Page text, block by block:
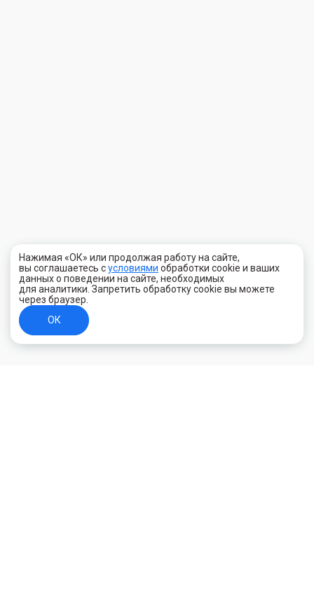
Нажимая «ОК» или продолжая работу на сайте,
вы соглашаетесь сусловиями обработки cookie и ваших
данных о поведении на сайте, необходимых
для аналитики. Запретить обработку cookie вы можете
через браузер.
ОК